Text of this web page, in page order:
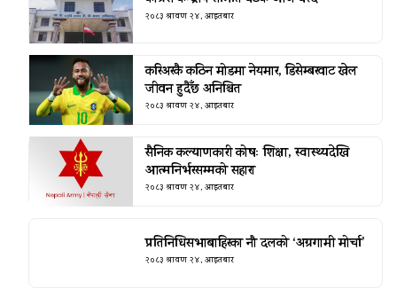
२०८३ श्रावण २४, आइतबार
करिअरकै कठिन मोडमा नेयमार, डिसेम्बरवाट खेल
जीवन हुदैँछ अनिश्चित
२०८३ श्रावण २४, आइतबार
सैनिक कल्याणकारी कोषः शिक्षा, स्वास्थ्यदेखि
आत्मनिर्भरसम्मको सहारा
२०८३ श्रावण २४, आइतबार
प्रतिनिधिसभाबाहिरका नौ दलको ‘अग्रगामी मोर्चा’
२०८३ श्रावण २४, आइतबार